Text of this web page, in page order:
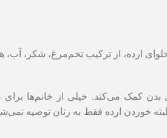
ارده، از ترکیب تخم‌مرغ، شکر، آب،
بدن کمک می‌کند. خیلی از خانم‌ها
خوردن ارده فقط به زنان توصیه